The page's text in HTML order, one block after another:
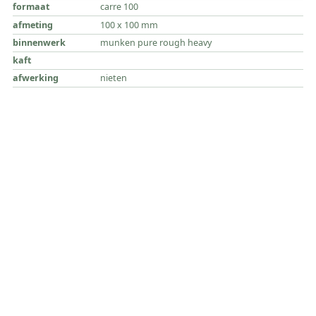
formaat
carre 100
afmeting
100 x 100 mm
binnenwerk
munken pure rough heavy
kaft
afwerking
nieten